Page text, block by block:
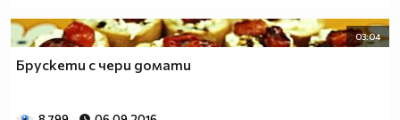
03:04
Брускети с чери домати